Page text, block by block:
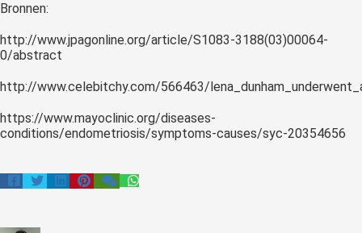
Bronnen:
http://www.jpagonline.org/article/S1083-3188(03)00064-
0/abstract
http://www.celebitchy.com/566463/
https://www.mayoclinic.org/diseases-
conditions/endometriosis/symptoms-causes/syc-20354656